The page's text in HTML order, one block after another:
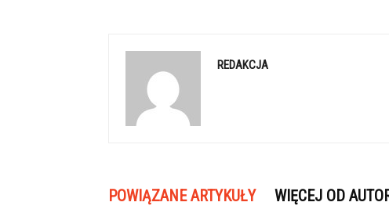
REDAKCJA
POWIĄZANE ARTYKUŁY WIĘCEJ OD